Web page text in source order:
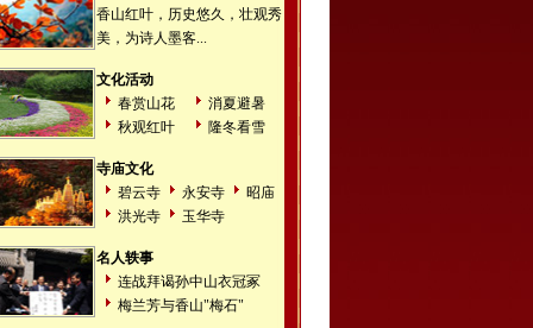
香山红叶，历史悠久，壮观秀
美，为诗人墨客...
文化活动
春赏山花
消夏避暑
秋观红叶
隆冬看雪
寺庙文化
碧云寺
永安寺
昭庙
洪光寺
玉华寺
名人轶事
连战拜谒孙中山衣冠冢
梅兰芳与香山"梅石"